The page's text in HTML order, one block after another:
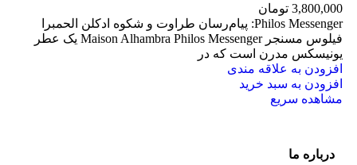
3,800,000 تومان
Philos Messenger: پیام‌رسان طراوت و شکوه ادکلن الحمبرا
فیلوس مسنجر Maison Alhambra Philos Messenger یک عطر
یونیسکس مدرن است که در
افزودن به علاقه مندی
افزودن به سبد خرید
مشاهده سریع
درباره ما